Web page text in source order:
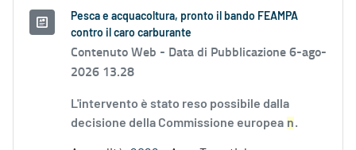
Pesca e acquacoltura, pronto il bando FEAMPA
contro il caro carburante
Contenuto Web - Data di Pubblicazione 6-ago-
2026 13.28
L'intervento è stato reso possibile dalla
decisione della Commissione europea n.